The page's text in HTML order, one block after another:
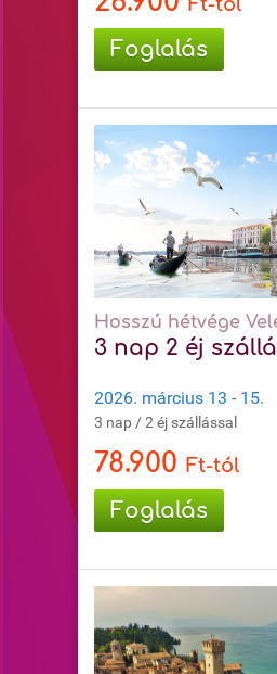
Ft-tól
Foglalás
Hosszú hétvége
3 nap 2 éj
2026. március 13 - 15.
3 nap / 2 éj szállással
78.900 Ft-tól
Foglalás